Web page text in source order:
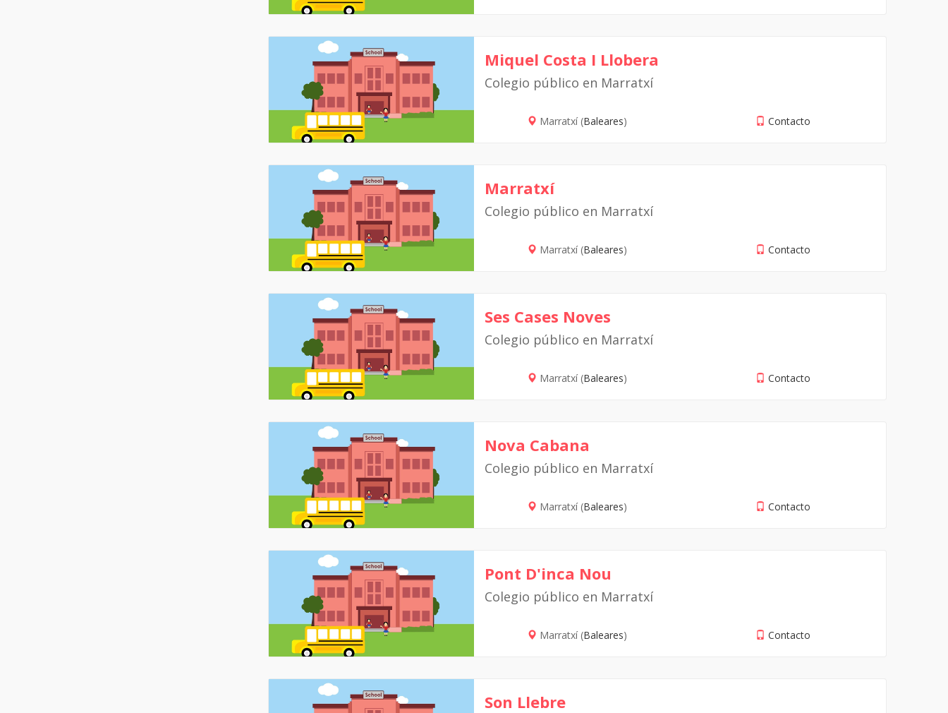
Miquel Costa I Llobera
Colegio público en Marratxí
Marratxí (Baleares) Contacto
Marratxí
Colegio público en Marratxí
Marratxí (Baleares) Contacto
Ses Cases Noves
Colegio público en Marratxí
Marratxí (Baleares) Contacto
Nova Cabana
Colegio público en Marratxí
Marratxí (Baleares) Contacto
Pont D'inca Nou
Colegio público en Marratxí
Marratxí (Baleares) Contacto
Son Llebre